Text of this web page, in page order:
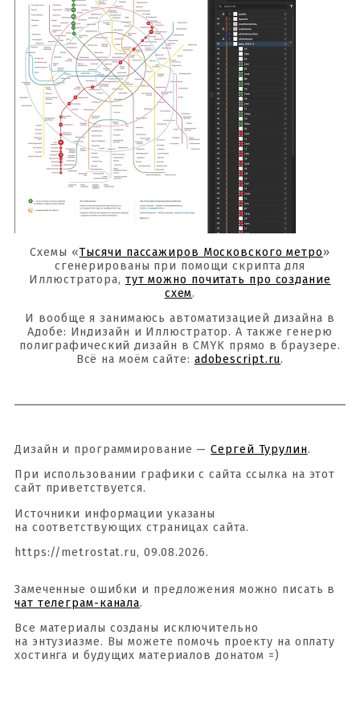
Схемы «Тысячи пассажиров Московского метро»
сгенерированы при помощи скрипта для
Иллюстратора, тут можно почитать про создание
схем.
И вообще я занимаюсь автоматизацией дизайна в
Адобе: Индизайн и Иллюстратор. А также генерю
полиграфический дизайн в CMYK прямо в браузере.
Всё на моём сайте: adobescript.ru.
Дизайн и программирование —Сергей Турулин.
При использовании графики с сайта ссылка на этот
сайт приветствуется.
Источники информации указаны
на соответствующих страницах сайта.
https://metrostat.ru, 09.08.2026.
Замеченные ошибки и предложения можно писать в
чат телеграм-канала.
Все материалы созданы исключительно
на энтузиазме. Вы можете помочь проекту на оплату
хостинга и будущих материалов донатом =)